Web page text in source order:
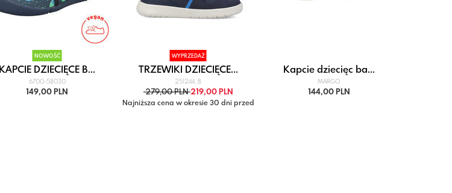
NOWOŚĆ
KAPCIE DZIECIĘCE B...
6700-58030
149,00 PLN
WYPRZEDAŻ
TRZEWIKI DZIECIĘCE...
251244_B
279,00 PLN219,00 PLN
Najniższa cena w okresie 30 dni przed
Kapcie dziecięc ba...
MARGO
144,00 PLN